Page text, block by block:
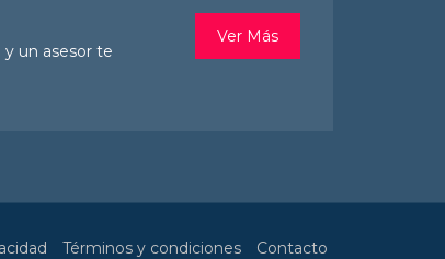
un asesor te
Ver Más
Términos y condiciones Contacto